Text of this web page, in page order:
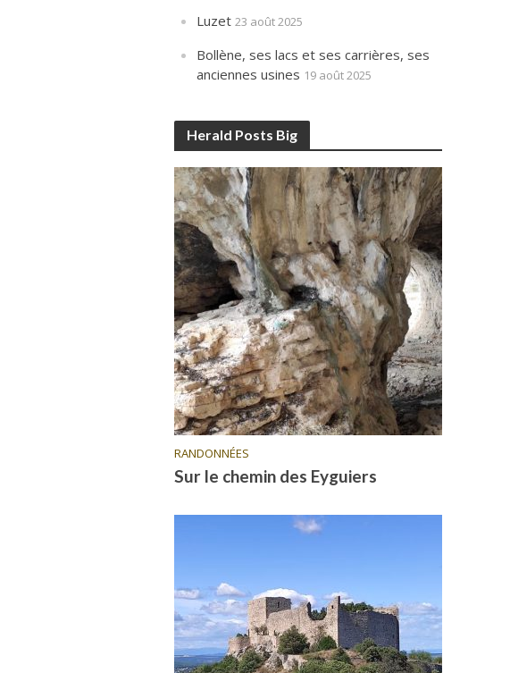
Luzet 23 août 2025
Bollène, ses lacs et ses carrières, ses
anciennes usines 19 août 2025
Herald Posts Big
RANDONNÉES
Sur le chemin des Eyguiers